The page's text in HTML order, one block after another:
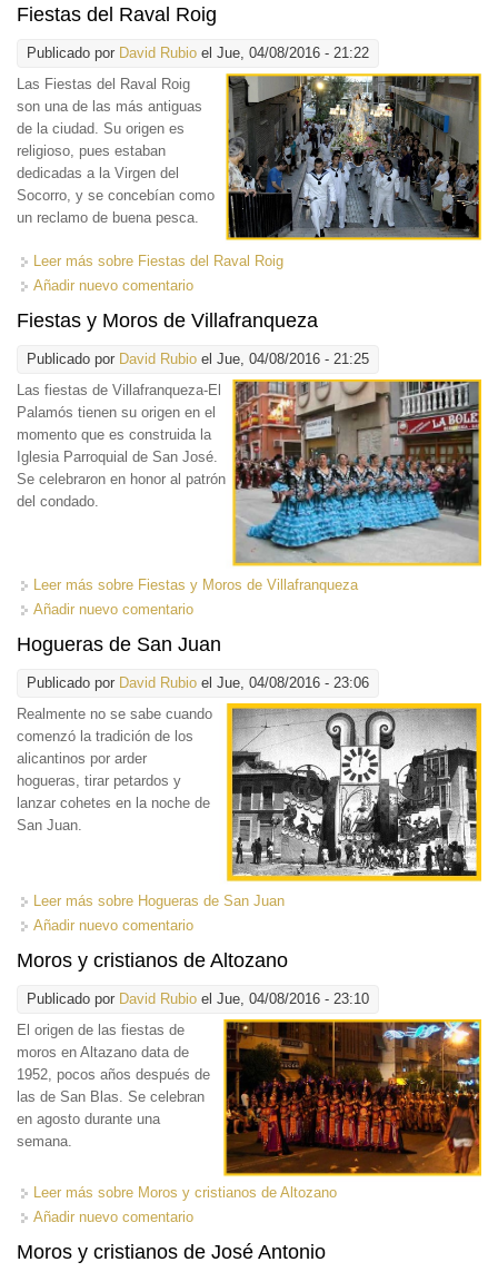
Fiestas del Raval Roig
Publicado por David Rubio el Jue, 04/08/2016 - 21:22
Las Fiestas del Raval Roig
son una de las más antiguas
de la ciudad. Su origen es
religioso, pues estaban
dedicadas a la Virgen del
Socorro, y se concebían como
un reclamo de buena pesca.
Leer más sobre Fiestas del Raval Roig
Añadir nuevo comentario
Fiestas y Moros de Villafranqueza
Publicado por David Rubio el Jue, 04/08/2016 - 21:25
Las fiestas de Villafranqueza-El
Palamós tienen su origen en el
momento que es construida la
Iglesia Parroquial de San José.
Se celebraron en honor al patrón
del condado.
Leer más sobre Fiestas y Moros de Villafranqueza
Añadir nuevo comentario
Hogueras de San Juan
Publicado por David Rubio el Jue, 04/08/2016 - 23:06
Realmente no se sabe cuando
comenzó la tradición de los
alicantinos por arder
hogueras, tirar petardos y
lanzar cohetes en la noche de
San Juan.
Leer más sobre Hogueras de San Juan
Añadir nuevo comentario
Moros y cristianos de Altozano
Publicado por David Rubio el Jue, 04/08/2016 - 23:10
El origen de las fiestas de
moros en Altazano data de
1952, pocos años después de
las de San Blas. Se celebran
en agosto durante una
semana.
Leer más sobre Moros y cristianos de Altozano
Añadir nuevo comentario
Moros y cristianos de José Antonio